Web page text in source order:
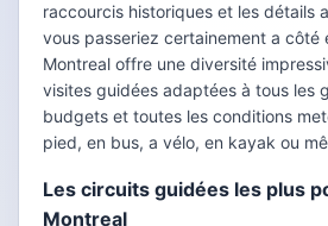
raccourcis historiques et les détails
vous passeriez certainement a côté
Montreal offre une diversité
visites guidées adaptées à tous les
budgets et toutes les conditions
pied, en bus, a vélo, en kayak ou
Les circuits guidées les plus
Montreal